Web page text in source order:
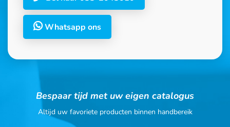
Whatsapp ons
Bespaar tijd met uw eigen catalogus
Altijd uw favoriete producten binnen handbereik